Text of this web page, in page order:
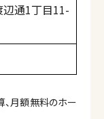
通1丁目11-
、月額無料のホー